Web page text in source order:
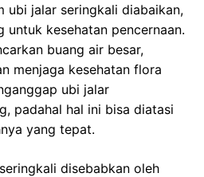
ubi jalar seringkali diabaikan,
untuk kesehatan pencernaan.
buang air besar,
menjaga kesehatan flora
ubi jalar
padahal hal ini bisa diatasi
yang tepat.
disebabkan oleh